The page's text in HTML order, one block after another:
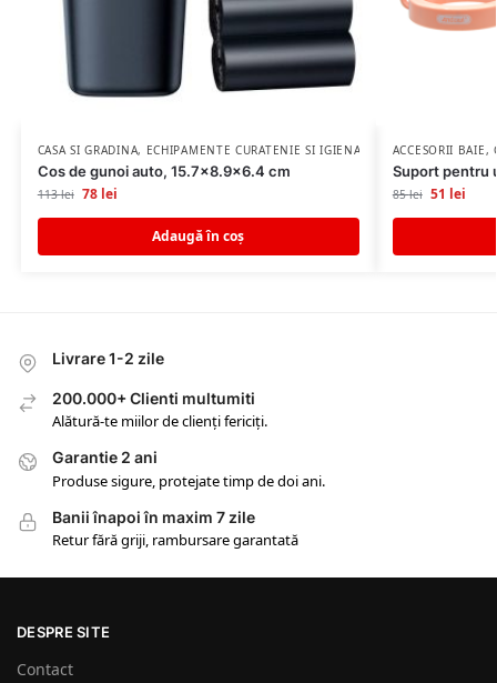
CASA SI GRADINA, ECHIPAMENTE CURATENIE SI IGIENA
Cos de gunoi auto, 15.7×8.9×6.4 cm
113lei 78 lei
Adaugă în coș
ACCESORII BAIE,
Suport pentru
85lei 51 lei
Livrare 1-2 zile
200.000+ Clienti multumiti
Alătură-te miilor de clienți fericiți.
Garantie 2 ani
Produse sigure, protejate timp de doi ani.
Banii înapoi în maxim 7 zile
Retur fără griji, rambursare garantată
DESPRE SITE
Contact